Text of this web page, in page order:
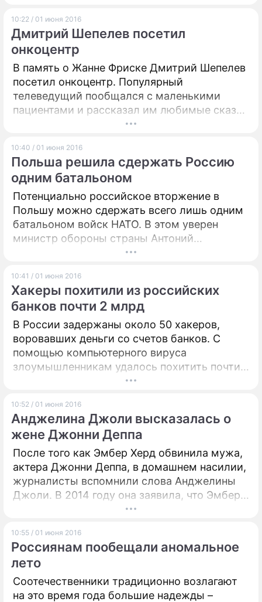
10:22 / 01 июня 2016
Дмитрий Шепелев посетил
онкоцентр
В память о Жанне Фриске Дмитрий Шепелев
посетил онкоцентр. Популярный
телеведущий пообщался с маленькими
пациентами и рассказал им любимые сказки
10:40 / 01 июня 2016
Польша решила сдержать Россию
одним батальоном
Потенциально российское вторжение в
Польшу можно сдержать всего лишь одним
батальоном войск НАТО. В этом уверен
министр обороны страны Антоний
Мацеревич, известный своими
военной угрозы.
10:41 / 01 июня 2016
Хакеры похитили из российских
банков почти 2 млрд
В России задержаны около 50 хакеров,
воровавших деньги со счетов банков. С
помощью компьютерного вируса
злоумышленникам удалось похитить почти
два миллиарда рублей.
10:52 / 01 июня 2016
Анджелина Джоли высказалась о
жене Джонни Деппа
После того как Эмбер Херд обвинила мужа,
актера Джонни Деппа, в домашнем насилии,
журналисты вспомнили слова Анджелины
Джоли. В 2014 году она заявила, что Эмбер –
хищница, и посоветовала Деппу оформить
10:55 / 01 июня 2016
Россиянам пообещали аномальное
лето
Соотечественники традиционно возлагают
на это время года большие надежды –